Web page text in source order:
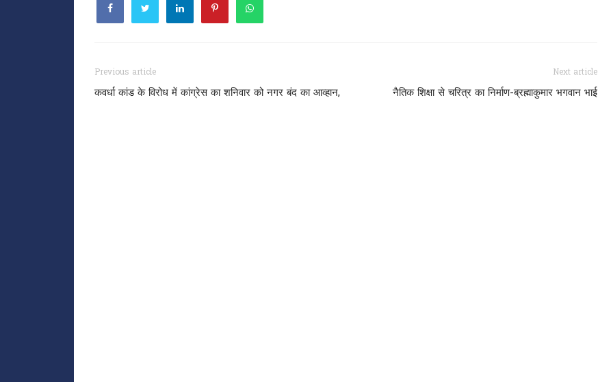
Previous article
कवर्धा कांड के विरोध में कांग्रेस का शनिवार को नगर बंद का आव्हान,
Next article
नैतिक शिक्षा से चरित्र का निर्माण-ब्रह्माकुमार भगवान भाई